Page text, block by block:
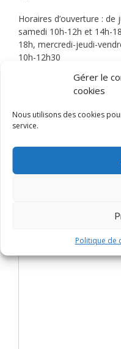
Gérer le
cookies
Nous utilisons des cookies
service.
Politique de
Horaires d’ouverture :
samedi 10h-12h et 14h-
18h, mercredi-jeudi-
10h-12h30
Tarifs : adulte 5 € (VG 8
4 €) ; moins de 18 ans
46 rue Docteur Veyrat,
Tel. : 04 79 84 42 23
http://